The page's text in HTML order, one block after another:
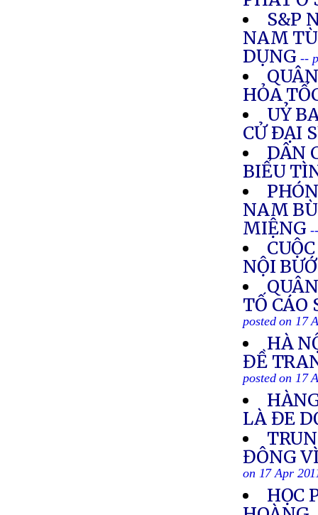
S&P
NAM
DỤNG --
HỎA
UỶ
CỬ ÐẠI
DÂN
BIỂU
NAM
MIỆNG
NỘI
TỐ CÁO
posted on 17
HÀ
ĐỀ
posted on 17
LÀ ĐE
ĐÔNG
on 17 Apr
HỌC